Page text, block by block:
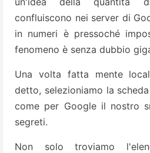
confluiscono nei server di
in numeri è pressoché
fenomeno è senza dubbio
Una volta fatta mente
detto, selezioniamo la
come per Google il nostro
segreti.
Non solo troviamo